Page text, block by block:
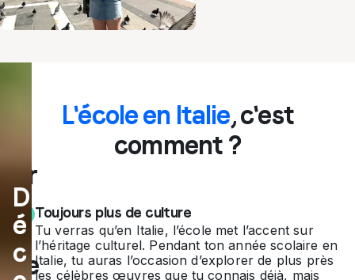
uvr
l'It
alie
D
é
c
L'école en Italie, c'est
comment ?
Toujours plus de culture
Tu verras qu’en Italie, l’école met l’accent sur
l’héritage culturel. Pendant ton année scolaire en
Italie, tu auras l’occasion d’explorer de plus près
les célèbres œuvres que tu connais déjà, mais